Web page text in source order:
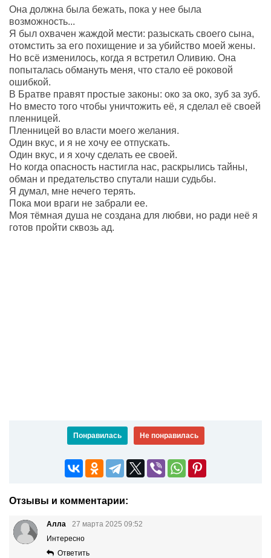
Она должна была бежать, пока у нее была
возможность...
Я был охвачен жаждой мести: разыскать своего сына,
отомстить за его похищение и за убийство моей жены.
Но всё изменилось, когда я встретил Оливию. Она
попыталась обмануть меня, что стало её роковой
ошибкой.
В Братве правят простые законы: око за око, зуб за зуб.
Но вместо того чтобы уничтожить её, я сделал её своей
пленницей.
Пленницей во власти моего желания.
Один вкус, и я не хочу ее отпускать.
Один вкус, и я хочу сделать ее своей.
Но когда опасность настигла нас, раскрылись тайны,
обман и предательство спутали наши судьбы.
Я думал, мне нечего терять.
Пока мои враги не забрали ее.
Моя тёмная душа не создана для любви, но ради неё я
готов пройти сквозь ад.
Понравилась Не понравилась
Отзывы и комментарии:
Алла
27 марта 2025 09:52
Интересно
Ответить